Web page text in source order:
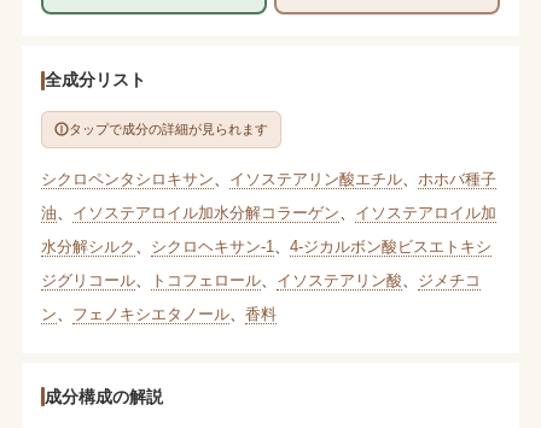
全成分リスト
タップで成分の詳細が見られます
シクロペンタシロキサン イソステアリン酸エチル、 ホホバ種子
油
イソステアロイル加水分解コラーゲン
イソステアロイル加
水分解シルク
シクロヘキサン-1
4-ジカルボン酸ビスエトキシ
ジグリコール、 トコフェロール、 イソステアリン酸
ジメチコ
ン
フェノキシエタノール、 香料
成分構成の解説